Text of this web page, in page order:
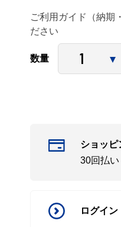
ご利用ガイド（納期
ださい
数量
ショッピ
30回払
ログイ